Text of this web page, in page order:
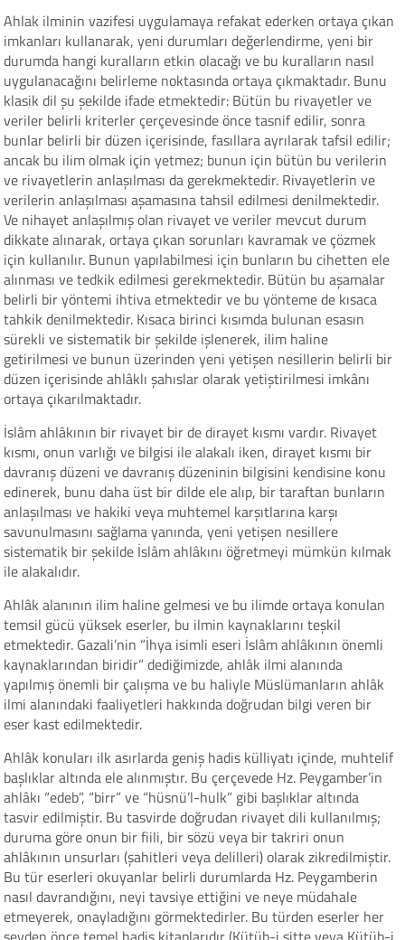
Ahlak ilminin vazifesi uygulamaya refakat ederken ortaya çıkan
imkanları kullanarak, yeni durumları değerlendirme, yeni bir
durumda hangi kuralların etkin olacağı ve bu kuralların nasıl
uygulanacağını belirleme noktasında ortaya çıkmaktadır. Bunu
klasik dil şu şekilde ifade etmektedir: Bütün bu rivayetler ve
veriler belirli kriterler çerçevesinde önce tasnif edilir, sonra
bunlar belirli bir düzen içerisinde, fasıllara ayrılarak tafsil edilir;
ancak bu ilim olmak için yetmez; bunun için bütün bu verilerin
ve rivayetlerin anlaşılması da gerekmektedir. Rivayetlerin ve
verilerin anlaşılması aşamasına tahsil edilmesi denilmektedir.
Ve nihayet anlaşılmış olan rivayet ve veriler mevcut durum
dikkate alınarak, ortaya çıkan sorunları kavramak ve çözmek
için kullanılır. Bunun yapılabilmesi için bunların bu cihetten ele
alınması ve tedkik edilmesi gerekmektedir. Bütün bu aşamalar
belirli bir yöntemi ihtiva etmektedir ve bu yönteme de kısaca
tahkik denilmektedir. Kısaca birinci kısımda bulunan esasın
sürekli ve sistematik bir şekilde işlenerek, ilim haline
getirilmesi ve bunun üzerinden yeni yetişen nesillerin belirli bir
düzen içerisinde ahlâklı şahıslar olarak yetiştirilmesi imkânı
ortaya çıkarılmaktadır.
İslâm ahlâkının bir rivayet bir de dirayet kısmı vardır. Rivayet
kısmı, onun varlığı ve bilgisi ile alakalı iken, dirayet kısmı bir
davranış düzeni ve davranış düzeninin bilgisini kendisine konu
edinerek, bunu daha üst bir dilde ele alıp, bir taraftan bunların
anlaşılması ve hakiki veya muhtemel karşıtlarına karşı
savunulmasını sağlama yanında, yeni yetişen nesillere
sistematik bir şekilde İslâm ahlâkını öğretmeyi mümkün kılmak
ile alakalıdır.
Ahlâk alanının ilim haline gelmesi ve bu ilimde ortaya konulan
temsil gücü yüksek eserler, bu ilmin kaynaklarını teşkil
etmektedir. Gazali’nin “İhya isimli eseri İslâm ahlâkının önemli
kaynaklarından biridir” dediğimizde, ahlâk ilmi alanında
yapılmış önemli bir çalışma ve bu haliyle Müslümanların ahlâk
ilmi alanındaki faaliyetleri hakkında doğrudan bilgi veren bir
eser kast edilmektedir.
Ahlâk konuları ilk asırlarda geniş hadis külliyatı içinde, muhtelif
başlıklar altında ele alınmıştır. Bu çerçevede Hz. Peygamber’in
ahlâkı “edeb”, “birr” ve “hüsnü’l-hulk” gibi başlıklar altında
tasvir edilmiştir. Bu tasvirde doğrudan rivayet dili kullanılmış;
duruma göre onun bir fiili, bir sözü veya bir takriri onun
ahlâkının unsurları (şahitleri veya delilleri) olarak zikredilmiştir.
Bu tür eserleri okuyanlar belirli durumlarda Hz. Peygamberin
nasıl davrandığını, neyi tavsiye ettiğini ve neye müdahale
etmeyerek, onayladığını görmektedirler. Bu türden eserler her